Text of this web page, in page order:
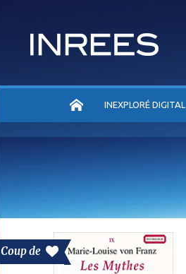
ACCUEILINEXPLORÉ DIGITAL
Coup de